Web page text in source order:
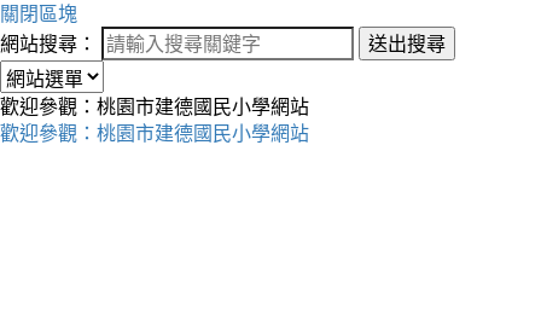
關閉區塊
網站搜尋：
送出搜尋
歡迎參觀：桃園市建德國民小學網站
歡迎參觀：桃園市建德國民小學網站